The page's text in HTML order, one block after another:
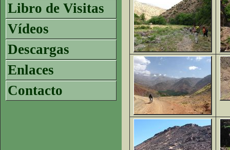
Libro de Visitas
Vídeos
Descargas
Enlaces
Contacto